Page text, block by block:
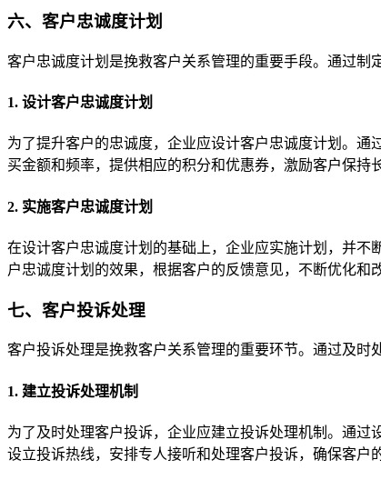
六、客户忠诚度计划
客户忠诚度计划是挽救客户关系管理的重要手段。通过制
1. 设计客户忠诚度计划
为了提升客户的忠诚度，企业应设计客户忠诚度计划。
买金额和频率，提供相应的积分和优惠券，激励客户保持
2. 实施客户忠诚度计划
在设计客户忠诚度计划的基础上，企业应实施计划，并
户忠诚度计划的效果，根据客户的反馈意见，不断优化和
七、客户投诉处理
客户投诉处理是挽救客户关系管理的重要环节。通过及时
1. 建立投诉处理机制
为了及时处理客户投诉，企业应建立投诉处理机制。通
设立投诉热线，安排专人接听和处理客户投诉，确保客户